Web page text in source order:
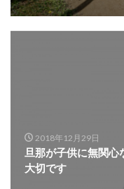
2018年12月29日
旦那が子供に無関心
大切です